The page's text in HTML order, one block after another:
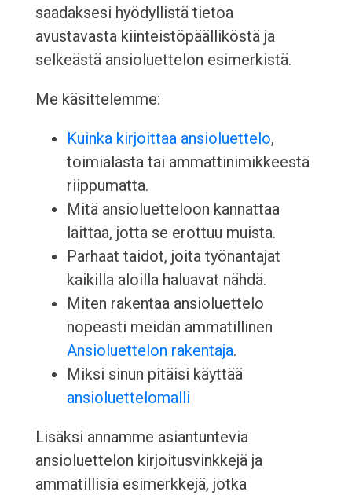
saadaksesi hyödyllistä tietoa
avustavasta kiinteistöpäälliköstä ja
selkeästä ansioluettelon esimerkistä.
Me käsittelemme:
Kuinka kirjoittaa ansioluettelo,
toimialasta tai ammattinimikkeestä
riippumatta.
Mitä ansioluetteloon kannattaa
laittaa, jotta se erottuu muista.
Parhaat taidot, joita työnantajat
kaikilla aloilla haluavat nähdä.
Miten rakentaa ansioluettelo
nopeasti meidän ammatillinen
Ansioluettelon rakentaja.
Miksi sinun pitäisi käyttää
ansioluettelomalli
Lisäksi annamme asiantuntevia
ansioluettelon kirjoitusvinkkejä ja
ammatillisia esimerkkejä, jotka